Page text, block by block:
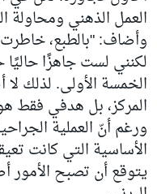
العمل الذهني
وأضاف: "بالطبع، خاطرت
لكنني لست جاهزًا حاليًا
الخمسة الأولى. لذلك
المركز، بل هدفي فقط
ورغم أنّ العملية
الأساسية التي كانت
يتوقع أن تصبح الأمور